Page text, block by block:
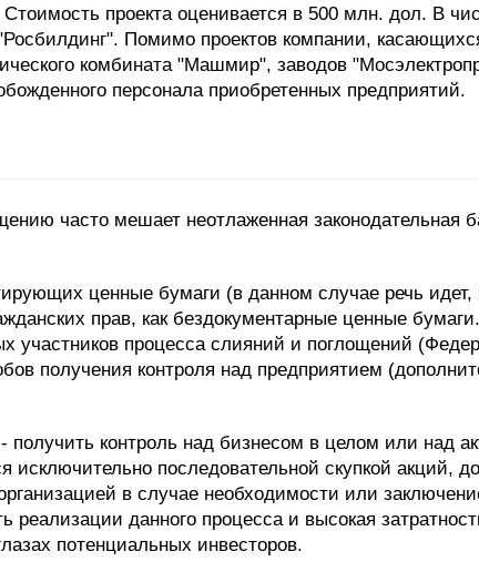
проекта оценивается в 500 млн. дол. В
Помимо проектов компании,
комбината "Машмир", заводов
персонала приобретенных предприятий.
часто мешает неотлаженная законодательная
ценные бумаги (в данном случае речь идет,
прав, как бездокументарные ценные
участников процесса слияний и поглощений
получения контроля над предприятием
контроль над бизнесом в целом или над
последовательной скупкой акций,
в случае необходимости или
данного процесса и высокая
потенциальных инвесторов.